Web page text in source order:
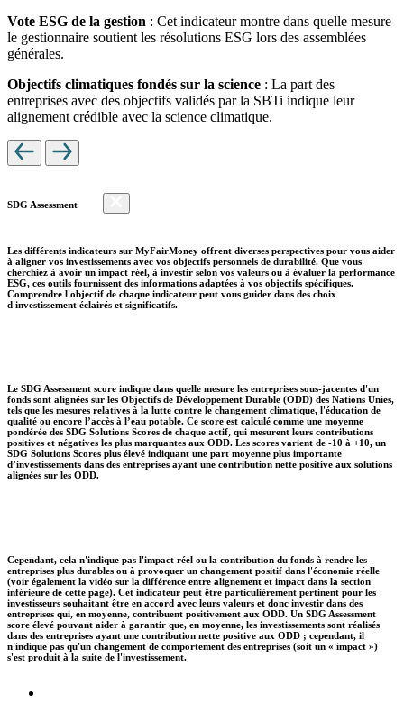
Vote ESG de la gestion : Cet indicateur montre dans quelle mesure
le gestionnaire soutient les résolutions ESG lors des assemblées
générales.
Objectifs climatiques fondés sur la science : La part des
entreprises avec des objectifs validés par la SBTi indique leur
alignement crédible avec la science climatique.
SDG Assessment
Les différents indicateurs sur MyFairMoney offrent diverses perspectives pour vous aider
à aligner vos investissements avec vos objectifs personnels de durabilité. Que vous
cherchiez à avoir un impact réel, à investir selon vos valeurs ou à évaluer la performance
ESG, ces outils fournissent des informations adaptées à vos objectifs spécifiques.
Comprendre l'objectif de chaque indicateur peut vous guider dans des choix
d'investissement éclairés et significatifs.
Le SDG Assessment score indique dans quelle mesure les entreprises sous-jacentes d'un
fonds sont alignées sur les Objectifs de Développement Durable (ODD) des Nations Unies,
tels que les mesures relatives à la lutte contre le changement climatique, l'éducation de
qualité ou encore l’accès à l’eau potable. Ce score est calculé comme une moyenne
pondérée des SDG Solutions Scores de chaque actif, qui mesurent leurs contributions
positives et négatives les plus marquantes aux ODD. Les scores varient de -10 à +10, un
SDG Solutions Scores plus élevé indiquant une part moyenne plus importante
d’investissements dans des entreprises ayant une contribution nette positive aux solutions
alignées sur les ODD.
Cependant, cela n'indique pas l'impact réel ou la contribution du fonds à rendre les
entreprises plus durables ou à provoquer un changement positif dans l'économie réelle
(voir également la vidéo sur la différence entre alignement et impact dans la section
inférieure de cette page). Cet indicateur peut être particulièrement pertinent pour les
investisseurs souhaitant être en accord avec leurs valeurs et donc investir dans des
entreprises qui, en moyenne, contribuent positivement aux ODD. Un SDG Assessment
score élevé pouvant aider à garantir que, en moyenne, les investissements sont réalisés
dans des entreprises ayant une contribution nette positive aux ODD ; cependant, il
n'indique pas qu'un changement de comportement des entreprises (soit un « impact »)
s'est produit à la suite de l'investissement.